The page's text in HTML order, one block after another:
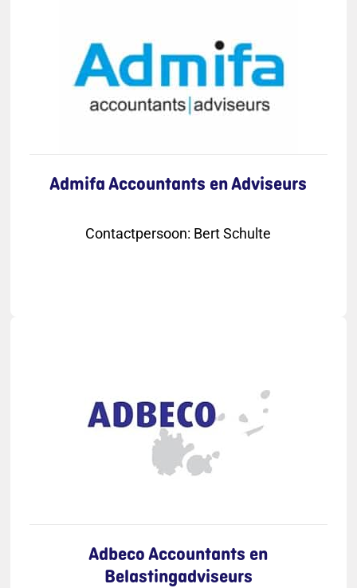
Admifa Accountants en Adviseurs
Contactpersoon: Bert Schulte
Adbeco Accountants en
Belastingadviseurs